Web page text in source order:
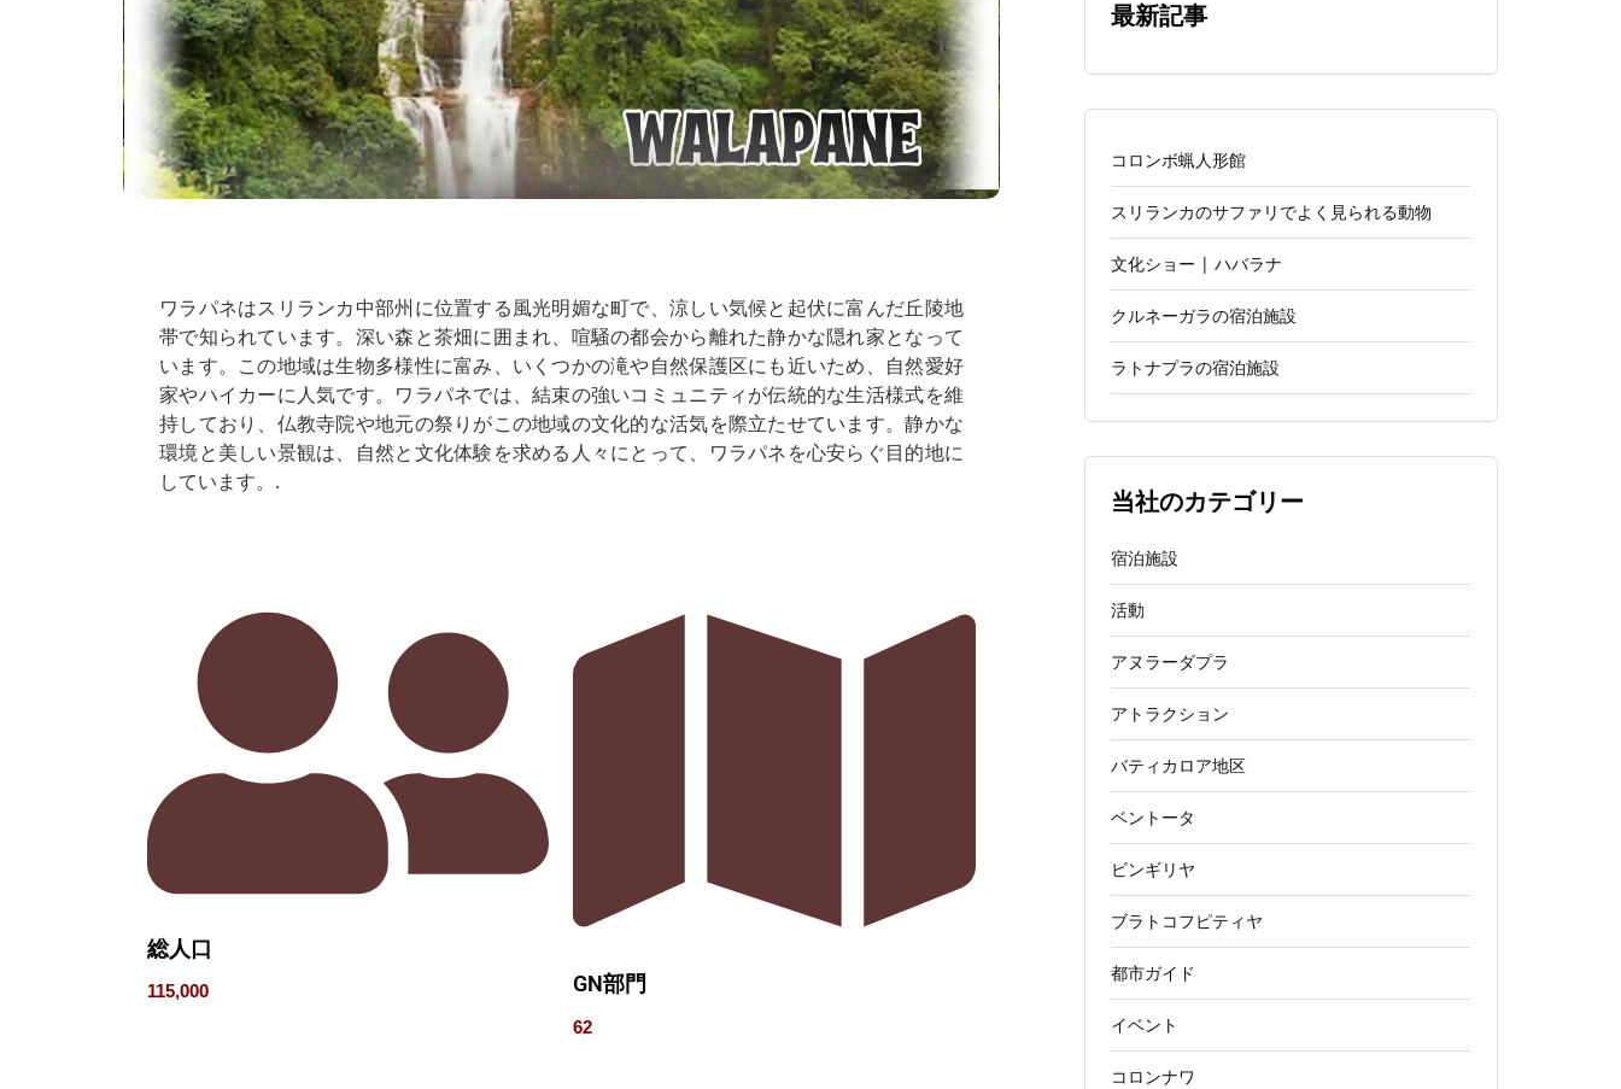
ワラパネはスリランカ中部州に位置する風光明媚な町で、涼しい気候と起伏に富んだ丘陵地
帯で知られています。深い森と茶畑に囲まれ、喧騒の都会から離れた静かな隠れ家となって
います。この地域は生物多様性に富み、いくつかの滝や自然保護区にも近いため、自然愛好
家やハイカーに人気です。ワラパネでは、結束の強いコミュニティが伝統的な生活様式を維
持しており、仏教寺院や地元の祭りがこの地域の文化的な活気を際立たせています。静かな
環境と美しい景観は、自然と文化体験を求める人々にとって、ワラパネを心安らぐ目的地に
しています。.
総人口
115,000 GN部門
62
最新記事
コロンボ蝋人形館
スリランカのサファリでよく見られる動物
文化ショー | ハバラナ
クルネーガラの宿泊施設
ラトナプラの宿泊施設
当社のカテゴリー
宿泊施設
活動
アヌラーダプラ
アトラクション
バティカロア地区
ベントータ
ビンギリヤ
ブラトコフピティヤ
都市ガイド
イベント
コロンナワ